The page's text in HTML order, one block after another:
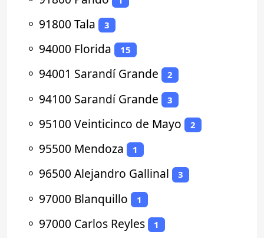
⚬ 91800 Tala 3
⚬ 94000 Florida 15
⚬ 94001 Sarandí Grande 2
⚬ 94100 Sarandí Grande 3
⚬ 95100 Veinticinco de Mayo 2
⚬ 95500 Mendoza 1
⚬ 96500 Alejandro Gallinal 3
⚬ 97000 Blanquillo 1
⚬ 97000 Carlos Reyles 1